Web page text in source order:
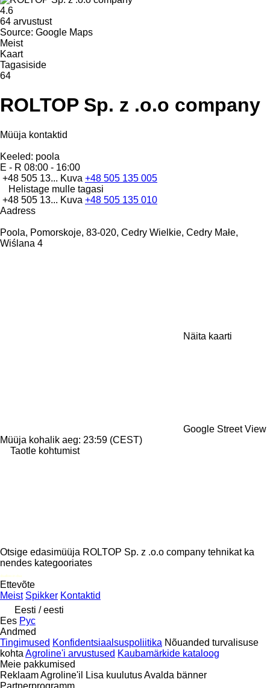
4.6
64 arvustust
Source: Google Maps
Meist
Kaart
Tagasiside
64
ROLTOP Sp. z .o.o company
Müüja kontaktid
Keeled: poola
E - R 08:00 - 16:00
+48 505 13... Kuva +48 505 135 005
Helistage mulle tagasi
+48 505 13... Kuva +48 505 135 010
Aadress
Poola, Pomorskoje, 83-020, Cedry Wielkie, Cedry Małe,
Wiślana 4
Näita kaarti
Google Street View
Müüja kohalik aeg: 23:59 (CEST)
Taotle kohtumist
Otsige edasimüüja ROLTOP Sp. z .o.o company tehnikat ka
nendes kategooriates
disallow-in-dsa
Ettevõte
Meist Spikker Kontaktid
Eesti / eesti
Ees Рус
Andmed
Tingimused Konfidentsiaalsuspoliitika Nõuanded turvalisuse
kohta Agroline'i arvustused Kaubamärkide kataloog
Meie pakkumised
Reklaam Agroline'il
Lisa kuulutusAvalda bänner
Partnerprogramm